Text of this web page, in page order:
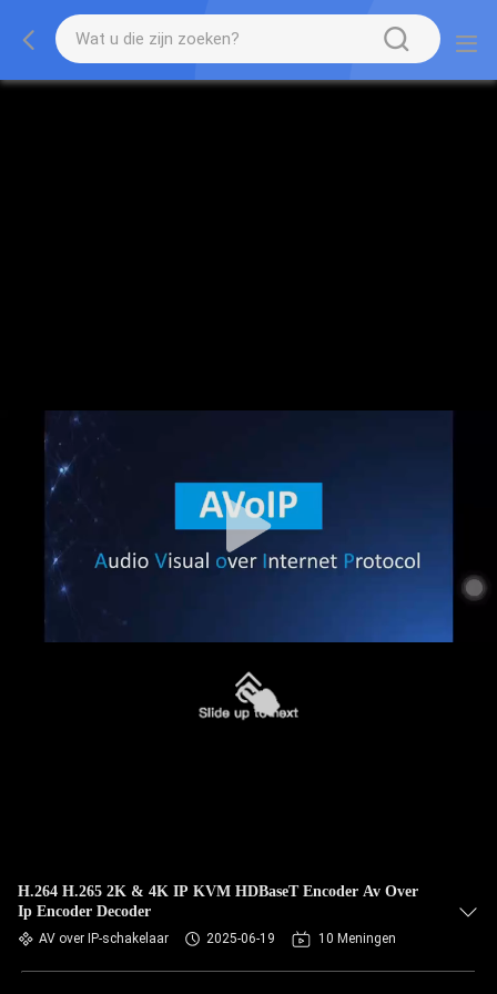
H.264 H.265 2K & 4K IP KVM HDBaseT Encoder Av Over
Ip Encoder Decoder
AV over IP-schakelaar 2025-06-19 10 Meningen